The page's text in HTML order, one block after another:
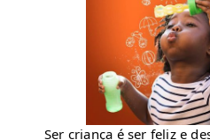
Ser criança é ser feliz e